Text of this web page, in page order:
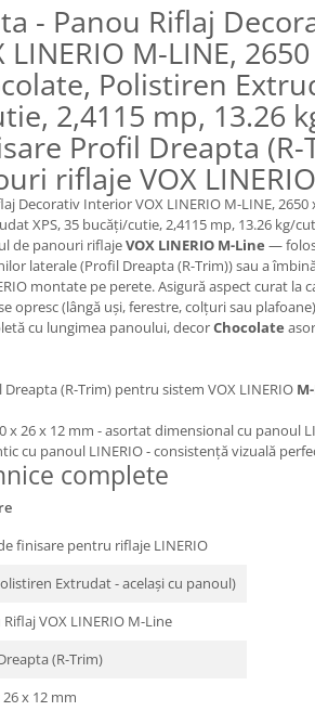
- Panou Riflaj
M-LINE,
Polistiren
2,4115 mp, 13.26
Profil Dreapta (R-
riflaje VOX
Decorativ Interior VOX LINERIO M-LINE, 2650
XPS, 35 bucăți/cutie, 2,4115 mp, 13.26 kg/
de panouri riflajeVOX LINERIO M-Line —
laterale (Profil Dreapta (R-Trim)) sau a
montate pe perete. Asigură aspect curat la
opresc (lângă uși, ferestre, colțuri sau
cu lungimea panoului, decorChocolate
(R-Trim) pentru sistem VOX LINERIO
x 26 x 12 mm - asortat dimensional cu panoul
cu panoul LINERIO - consistență vizuală
complete
finisare pentru riflaje LINERIO
Extrudat - același cu panoul)
VOX LINERIO M-Line
(R-Trim)
26 x 12 mm